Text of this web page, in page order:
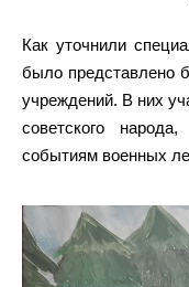
Как уточнили
было представлено
учреждений. В них
советского
событиям военных